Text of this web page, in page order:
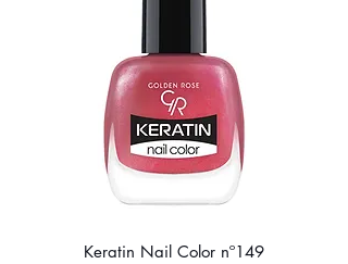
Keratin Nail Color nº149